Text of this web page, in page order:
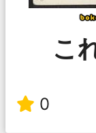
こ
0